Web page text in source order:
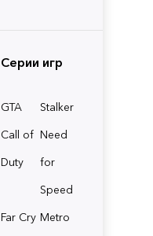
Серии игр
GTA
Stalker
Call of
Duty
Need
for
Speed
Far Cry Metro